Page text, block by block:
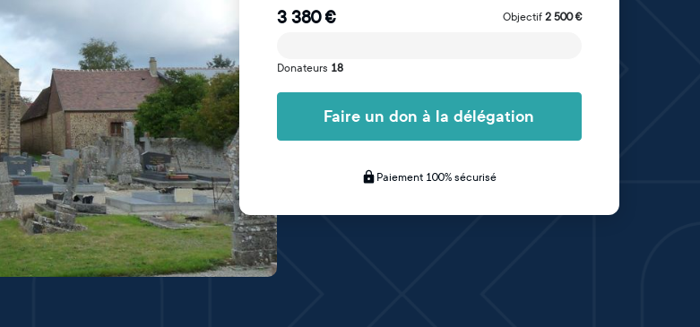
3 380€ Objectif 2 500€
Donateurs 18
Faire un don à la délégation
Paiement 100% sécurisé